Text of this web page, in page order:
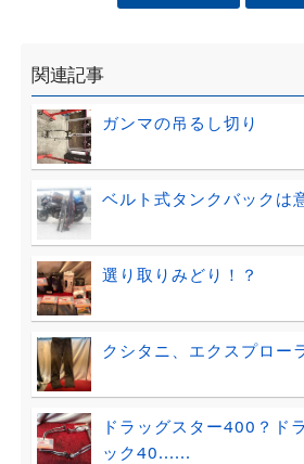
関連記事
ガンマの吊るし切り
ベルト式タンクバックは
選り取りみどり！？
クシタニ、エクスプロー
ドラッグスター400？ド
ック40......